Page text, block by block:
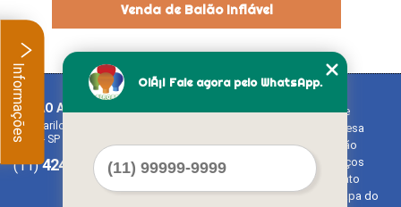
Venda de Balão Inflável
BALAO ART
Rua Bariloche, 1300 - Chácara Tropical (Caucaia do Alto)
Cotia - SP - CEP: 06726-270
(11)4242-7733(11)3603-0479
Home
Empresa
Missão
Serviços
Contato
Mapa do
OlÃ¡! Fale agora pelo WhatsApp.
Informações